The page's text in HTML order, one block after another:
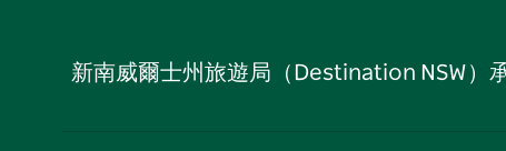
新南威爾士州旅遊局（Destination NSW）